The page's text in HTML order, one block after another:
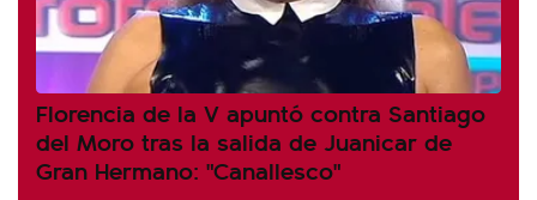
Florencia de la V apuntó contra Santiago
del Moro tras la salida de Juanicar de
Gran Hermano: "Canallesco"